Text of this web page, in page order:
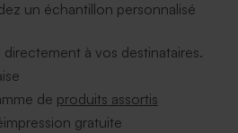
un échantillon personnalisé
à vos destinataires.
de produits assortis
gratuite